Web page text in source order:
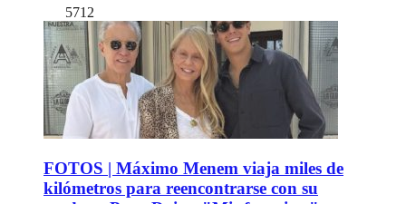
5712
FOTOS | Máximo Menem viaja miles de
kilómetros para reencontrarse con su